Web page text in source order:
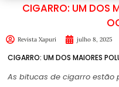
CIGARRO: UM DOS
Revista Xapuri julho 8, 2025
CIGARRO: UM DOS MAIORES
As bitucas de cigarro estão